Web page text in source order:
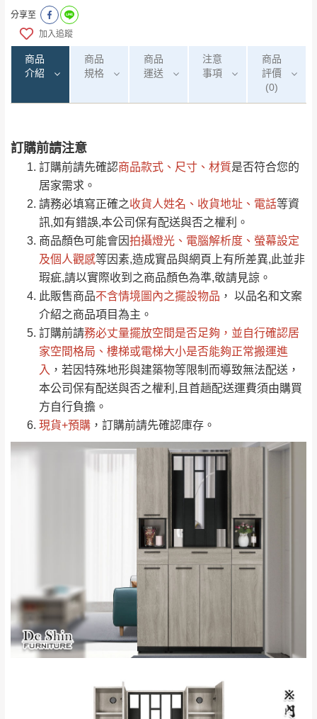
分享至
加入追蹤
商品
介紹
商品
規格
商品
運送
注意
事項
商品
評價
(0)
訂購前請注意
訂購前請先確認商品款式、尺寸、材質是否符合您的
居家需求。
請務必填寫正確之收貨人姓名、收貨地址、電話等資
訊,如有錯誤,本公司保有配送與否之權利。
商品顏色可能會因拍攝燈光、電腦解析度、螢幕設定
及個人觀感等因素,造成實品與網頁上有所差異,此並非
瑕疵,請以實際收到之商品顏色為準,敬請見諒。
此販售商品不含情境圖內之擺設物品 ， 以品名和文案
介紹之商品項目為主。
訂購前請務必丈量擺放空間是否足夠 ，並自行確認居
家空間格局、 樓梯或電梯大小是否能夠正常搬運進
入 ，若因特殊地形與建築物等限制而導致無法配送，
本公司保有配送與否之權利,且首趟配送運費須由購買
方自行負擔。
現貨+預購 ，訂購前請先確認庫存。
運 費 說 明
運送地區 運送費用
偏遠地區
（請先線上詢問 LINE
→@dershin ）
桃園
免 運
費
＊A108產品另收運費
復興鄉
新竹
峨眉鄉、五峰鄉、
橫山、北埔鄉、尖
石鄉、寶山鄉山
區、新埔山區、芎
雙溪、貢寮、烏
來、平溪、九份、
石門、林口 下福
里、新店山區、三
峽山區、石碇、坪
深坑山區
$ 9,000以上：免
$ 9,000以下：
NT$500元
注意事項：
由於品項繁多，網頁無法及時更新，如有需
要購買商品，請於出發前來電或到「官方
Line客服」來信確認商品是否有「現貨」與
「金額」。
若商品價格或庫存有異常，商家有權取消訂
單。部分網路商品恕無法更改原設計或客製，敬請
見諒！
接單後二日內(不含例假日)，我們客服會與您
電話聯絡或E-Mail通知確認訂單。
（線上客
服 LINE → @dershin）
下單前先詢問是否現貨 ，若未詢問下單後無
現貨我們客服會再來電或E-Mail與您聯絡
（洽詢方式請搜尋 Line ID →
地區恕無法提供運送 (詳見運送規章)。
苗栗至基隆；其它地區暫不開放，如因特殊
地型限制(山區、鄉、鎮、村)、樓梯太小、無
法搬運上樓等因素，導致無法配送，本公司
保有出貨的權利。
保護物流人員的工作安全，賣家無提供吊掛
服務，若需以吊車或其他的吊掛方式吊運，
費用將由買方自行支付。
因大型傢俱有組裝、配送的問題，並非一般
機當天到貨前皆會再與您通知，讓你不用整
天在家等貨，以節省您的寶貴時間。
0/5 (0)筆
全部 依評論高至低排列
依評論低至高排列 只顯示附上圖片
只顯示附上評論